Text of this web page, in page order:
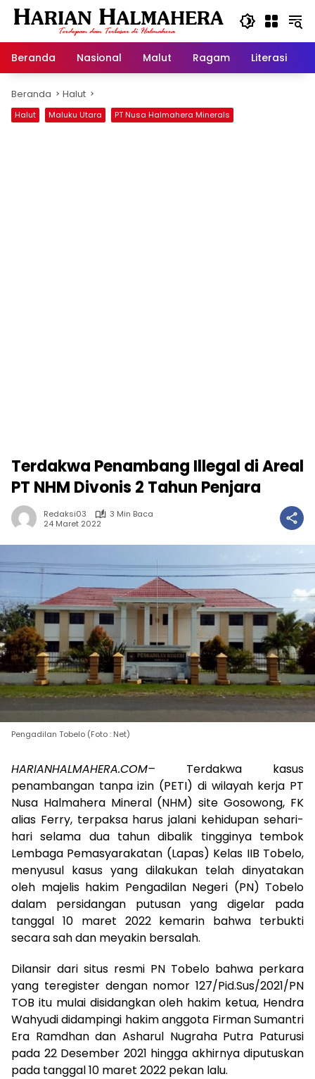
Langsung
Beranda
Nasional Malut Ragam Literasi
Beranda Halut
Halut Maluku Utara PT Nusa Halmahera Minerals
Terdakwa Penambang Illegal di Areal
PT NHM Divonis 2 Tahun Penjara
Redaksi03
3 Min Baca
24 Maret 2022
Pengadilan Tobelo (Foto : Net)
HARIANHALMAHERA.COM– Terdakwa kasus
penambangan tanpa izin (PETI) di wilayah kerja PT
Nusa Halmahera Mineral (NHM) site Gosowong, FK
alias Ferry, terpaksa harus jalani kehidupan sehari-
hari selama dua tahun dibalik tingginya tembok
Lembaga Pemasyarakatan (Lapas) Kelas IIB Tobelo,
menyusul kasus yang dilakukan telah dinyatakan
oleh majelis hakim Pengadilan Negeri (PN) Tobelo
dalam persidangan putusan yang digelar pada
tanggal 10 maret 2022 kemarin bahwa terbukti
secara sah dan meyakin bersalah.
Dilansir dari situs resmi PN Tobelo bahwa perkara
yang teregister dengan nomor 127/Pid.Sus/2021/PN
TOB itu mulai disidangkan oleh hakim ketua, Hendra
Wahyudi didampingi hakim anggota Firman Sumantri
Era Ramdhan dan Asharul Nugraha Putra Paturusi
pada 22 Desember 2021 hingga akhirnya diputuskan
pada tanggal 10 maret 2022 pekan lalu.